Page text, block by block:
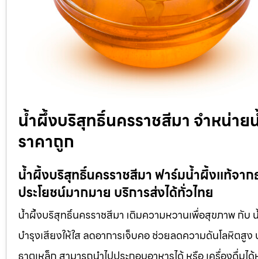
น้ำผึ้งบริสุทธิ์นครราชสีมา จำหน่า
ราคาถูก
น้ำผึ้งบริสุทธิ์นครราชสีมา ฟาร์มน้ำผึ้งแท้จา
ประโยชน์มากมาย บริการส่งได้ทั่วไทย
น้ำผึ้งบริสุทธิ์นครราชสีมา เติมความหวานเพื่อสุขภาพ กั
บำรุงเสียงให้ใส ลดอาการเจ็บคอ ช่วยลดความดันโลหิตสู
ธาตุเหล็ก สามารถนำไปประกอบอาหารได้ หรือ เครื่องดื่